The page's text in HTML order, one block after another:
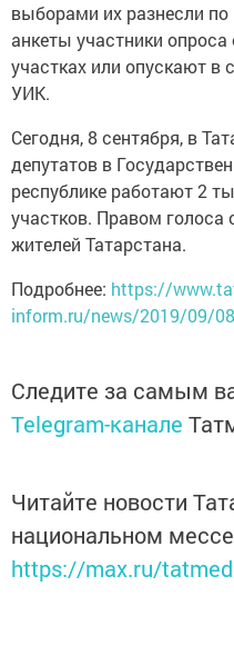
выборами их разнесли
анкеты участники
участках или опускают
УИК.
Сегодня, 8 сентября, в
депутатов в
республике работают 2
участков. Правом голоса
жителей Татарстана.
Подробнее: https://
inform.ru/news/2019/09/
Следите за самым
Telegram-канале
Читайте новости
национальном
https://max.ru/